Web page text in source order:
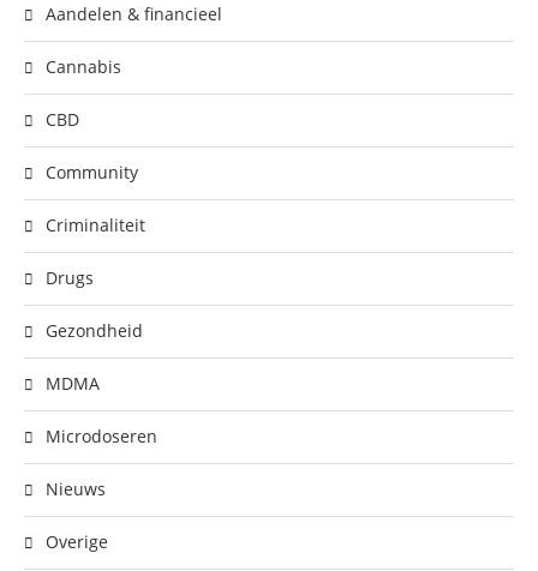
Aandelen & financieel
Cannabis
CBD
Community
Criminaliteit
Drugs
Gezondheid
MDMA
Microdoseren
Nieuws
Overige